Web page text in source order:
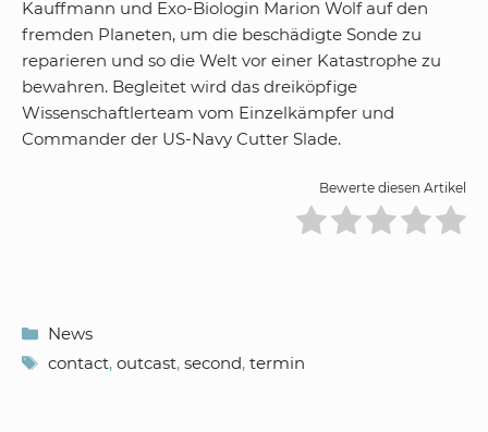
Kauffmann und Exo-Biologin Marion Wolf auf den
fremden Planeten, um die beschädigte Sonde zu
reparieren und so die Welt vor einer Katastrophe zu
bewahren. Begleitet wird das dreiköpfige
Wissenschaftlerteam vom Einzelkämpfer und
Commander der US-Navy Cutter Slade.
Bewerte diesen Artikel
Kategorien
News
Schlagwörter
contact, outcast, second, termin